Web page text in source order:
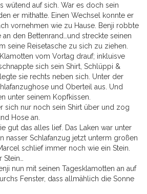
wütend auf sich. War es doch sein
er mithatte. Einen Wechsel konnte er
vornehmen wie zu Hause. Benji robbte
den Bettenrand…und streckte seinen
seine Reisetasche zu sich zu ziehen.
vom Vortag drauf; inkluisve
sich sein Shirt, Schlüppi &
sie rechts neben sich. Unter der
und Oberteil aus. Und
unter seinem Kopfkissen.
sich nur noch sein Shirt über und zog
Hose an.
gut das alles lief. Das Laken war unter
nasser Schlafanzug jetzt unterm großen
schlief immer noch wie ein Stein.
Stein…
nun mit seinen Tagesklamotten an auf
Fenster, dass allmählich die Sonne